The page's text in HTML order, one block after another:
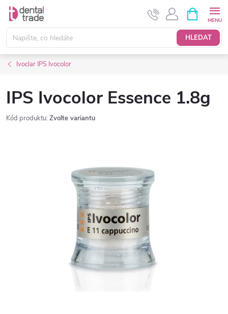
Přejít
obsah
HLEDAT
NÁKUPNÍ
KOŠÍK
Ivoclar IPS Ivocolor
IPS Ivocolor Essence 1.8g
Kód produktu: Zvolte variantu